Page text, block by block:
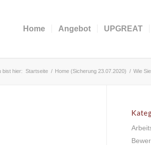
Home Angebot UPGREAT
bist hier: Startseite / Home (Sicherung 23.07.2020) / Wie